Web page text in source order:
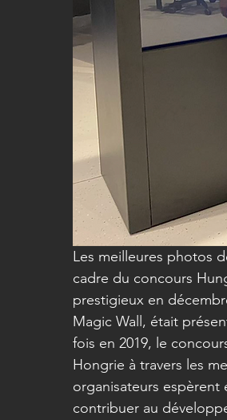
Les meilleures photos
cadre du concours
prestigieux en
Magic Wall, était
fois en 2019, le
Hongrie à travers les
organisateurs
contribuer au